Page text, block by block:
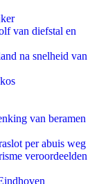
van diefstal en
na snelheid van
van beramen
per abuis weg
veroordeelden